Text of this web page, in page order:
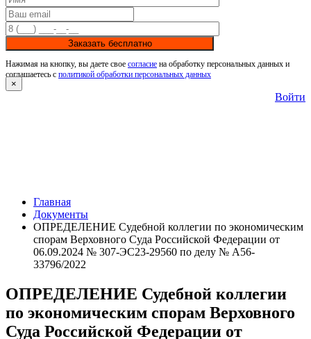
Заказать бесплатно
Нажимая на кнопку, вы даете свое согласие на обработку персональных данных и
соглашаетесь с политикой обработки персональных данных
×
Войти
Главная
Документы
ОПРЕДЕЛЕНИЕ Судебной коллегии по экономическим
спорам Верховного Суда Российской Федерации от
06.09.2024 № 307-ЭС23-29560 по делу № А56-
33796/2022
ОПРЕДЕЛЕНИЕ Судебной коллегии
по экономическим спорам Верховного
Суда Российской Федерации от